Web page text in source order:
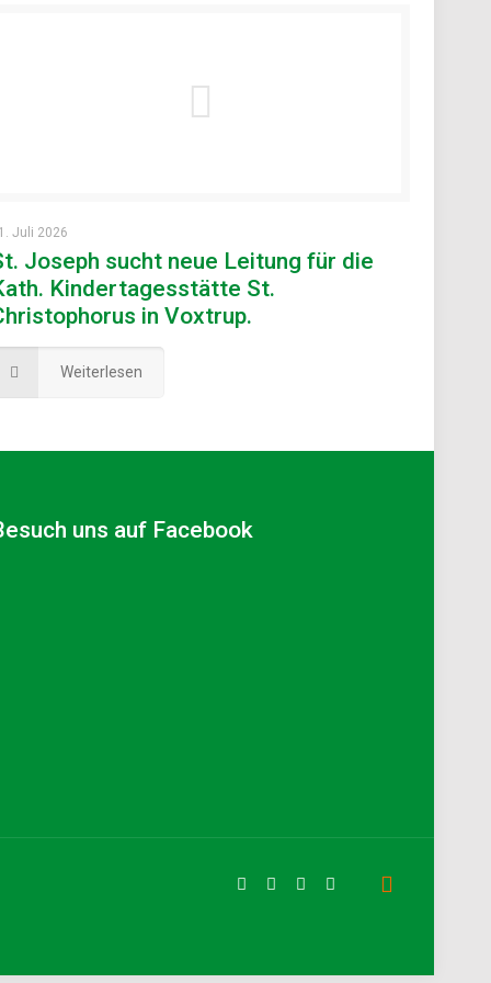
Juli 2026
Joseph sucht neue Leitung für die
Kindertagesstätte St.
in Voxtrup.
Weiterlesen
uns auf Facebook